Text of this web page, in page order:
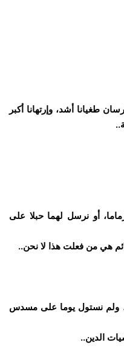
طغيانا أشد، وإرتهانا أكبر
أو نرسل لهما حبلا على
هي من فعلت هذا لا نحن..
ولم نستول يوما على مسدس
الدين..